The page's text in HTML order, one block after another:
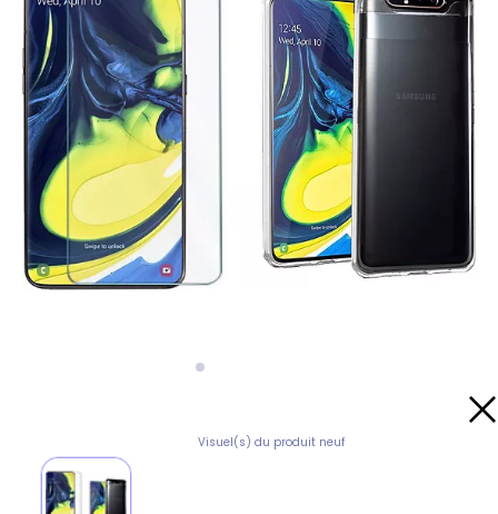
Visuel(s) du produit neuf